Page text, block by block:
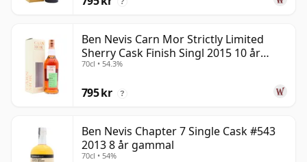
Ben Nevis Carn Mor Strictly Limited
Sherry Cask Finish Singl 2015 10 år
gammal
70cl • 54.3%
795 kr ?
Ben Nevis Chapter 7 Single Cask #543
2013 8 år gammal
70cl • 54%